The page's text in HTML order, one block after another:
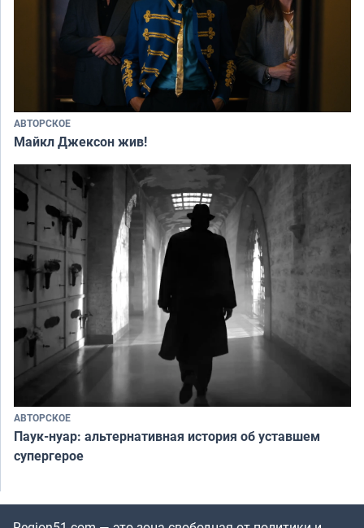
АВТОРСКОЕ
Майкл Джексон жив!
АВТОРСКОЕ
Паук-нуар: альтернативная история об уставшем
супергерое